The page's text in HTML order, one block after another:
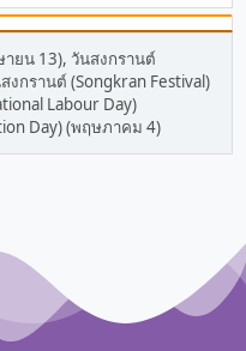
ายน 13), วันสงกรานต์
งกรานต์ (Songkran Festival)
Labour Day)
Day) (พฤษภาคม 4)